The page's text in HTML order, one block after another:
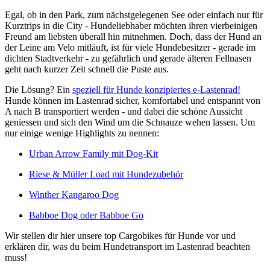
Egal, ob in den Park, zum nächstgelegenen See oder einfach nur für
Kurztrips in die City - Hundeliebhaber möchten ihren vierbeinigen
Freund am liebsten überall hin mitnehmen. Doch, dass der Hund an
der Leine am Velo mitläuft, ist für viele Hundebesitzer - gerade im
dichten Stadtverkehr - zu gefährlich und gerade älteren Fellnasen
geht nach kurzer Zeit schnell die Puste aus.
Die Lösung? Ein speziell für Hunde konzipiertes e-Lastenrad!
Hunde können im Lastenrad sicher, komfortabel und entspannt von
A nach B transportiert werden - und dabei die schöne Aussicht
geniessen und sich den Wind um die Schnauze wehen lassen. Um
nur einige wenige Highlights zu nennen:
Urban Arrow Family mit Dog-Kit
Riese & Müller Load mit Hundezubehör
Winther Kangaroo Dog
Babboe Dog oder Babboe Go
Wir stellen dir hier unsere top Cargobikes für Hunde vor und
erklären dir, was du beim Hundetransport im Lastenrad beachten
muss!